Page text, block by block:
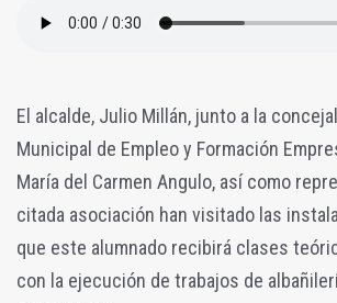
El alcalde, Julio Millán, junto a la
Municipal de Empleo y Formación
María del Carmen Angulo, así como
citada asociación han visitado las
que este alumnado recibirá clases
con la ejecución de trabajos de